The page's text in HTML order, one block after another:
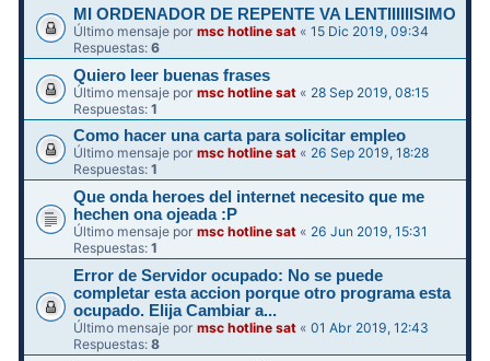
MI ORDENADOR DE REPENTE VA LENTIIIIIISIMO
Último mensaje pormsc hotline sat «15 Dic 2019, 09:34
Respuestas:6
Quiero leer buenas frases
Último mensaje pormsc hotline sat « 28 Sep 2019, 08:15
Respuestas:1
Como hacer una carta para solicitar empleo
Último mensaje pormsc hotline sat « 26 Sep 2019, 18:28
Respuestas:1
Que onda heroes del internet necesito que me
hechen ona ojeada :P
Último mensaje pormsc hotline sat « 26 Jun 2019, 15:31
Respuestas:1
Error de Servidor ocupado: No se puede
completar esta accion porque otro programa esta
ocupado. Elija Cambiar a...
Último mensaje pormsc hotline sat «01 Abr 2019, 12:43
Respuestas:8